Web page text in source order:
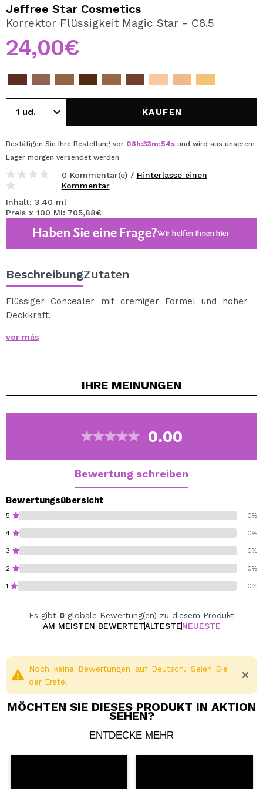
REGISTRIEREN
Durch die Erstellung eines Kontos bei Maquillalia.de
können Sie Ihre Einkäufe schnell tätigen, den Status Ihrer
einsehen.
BENUTZERKONTO ERSTELLEN
Jeffree Star Cosmetics
Korrektor Flüssigkeit Magic Star - C8.5
24,00€
KAUFEN
Bestätigen Sie Ihre Bestellung vor 08h:33m:54s und wird aus unserem
Lager morgen versendet werden
0 Kommentar(e) / Hinterlasse einen
Kommentar
Inhalt: 3.40 ml
Preis x 100 Ml: 705,88€
Haben Sie eine Frage?Wir helfen Ihnenhier
BeschreibungZutaten
Flüssiger Concealer mit cremiger Formel und hoher
Deckkraft.
Tätowierungen abzudecken, da es 20% Pigment
Sie erhalten ein makelloses und super haltbares Finish!
auswählen können, die am besten zu Ihrem Hautton
C8.5: Helle Haut mit goldenem Unterton.
ver más
IHRE MEINUNGEN
0.00
Bewertung schreiben
Bewertungsübersicht
5 0%
4 0%
3 0%
2 0%
1 0%
Es gibt 0 globale Bewertung(en) zu diesem Produkt
AM MEISTEN BEWERTETÄLTESTENEUESTE
Noch keine Bewertungen auf Deutsch. Seien Sie
der Erste!
MÖCHTEN SIE DIESES PRODUKT IN AKTION
SEHEN?
ENTDECKE MEHR